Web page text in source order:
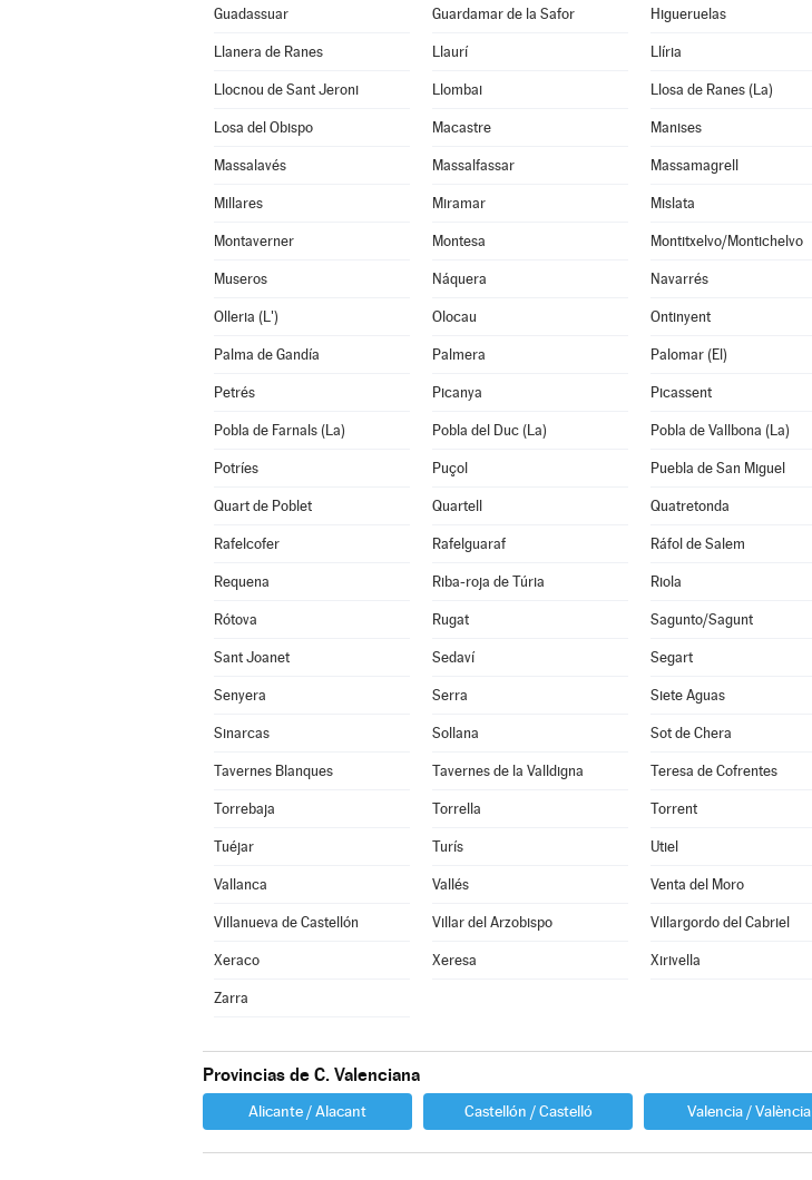
Guadassuar Guardamar de la Safor Higueruelas
Llanera de Ranes Llaurí Llíria
Llocnou de Sant Jeroni Llombai Llosa de Ranes (La)
Losa del Obispo Macastre Manises
Massalavés Massalfassar Massamagrell
Millares Miramar Mislata
Montaverner Montesa Montitxelvo/Montichelvo
Museros Náquera Navarrés
Olleria (L') Olocau Ontinyent
Palma de Gandía Palmera Palomar (El)
Petrés Picanya Picassent
Pobla de Farnals (La) Pobla del Duc (La) Pobla de Vallbona (La)
Potríes Puçol Puebla de San Miguel
Quart de Poblet Quartell Quatretonda
Rafelcofer Rafelguaraf Ráfol de Salem
Requena Riba-roja de Túria Riola
Rótova Rugat Sagunto/Sagunt
Sant Joanet Sedaví Segart
Senyera Serra Siete Aguas
Sinarcas Sollana Sot de Chera
Tavernes Blanques Tavernes de la Valldigna Teresa de Cofrentes
Torrebaja Torrella Torrent
Tuéjar Turís Utiel
Vallanca Vallés Venta del Moro
Villanueva de Castellón Villar del Arzobispo Villargordo del Cabriel
Xeraco Xeresa Xirivella
Zarra
Provincias de C. Valenciana
Alicante / Alacant Castellón / Castelló Valencia / València